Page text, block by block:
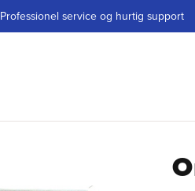
Professionel service og hurtig support